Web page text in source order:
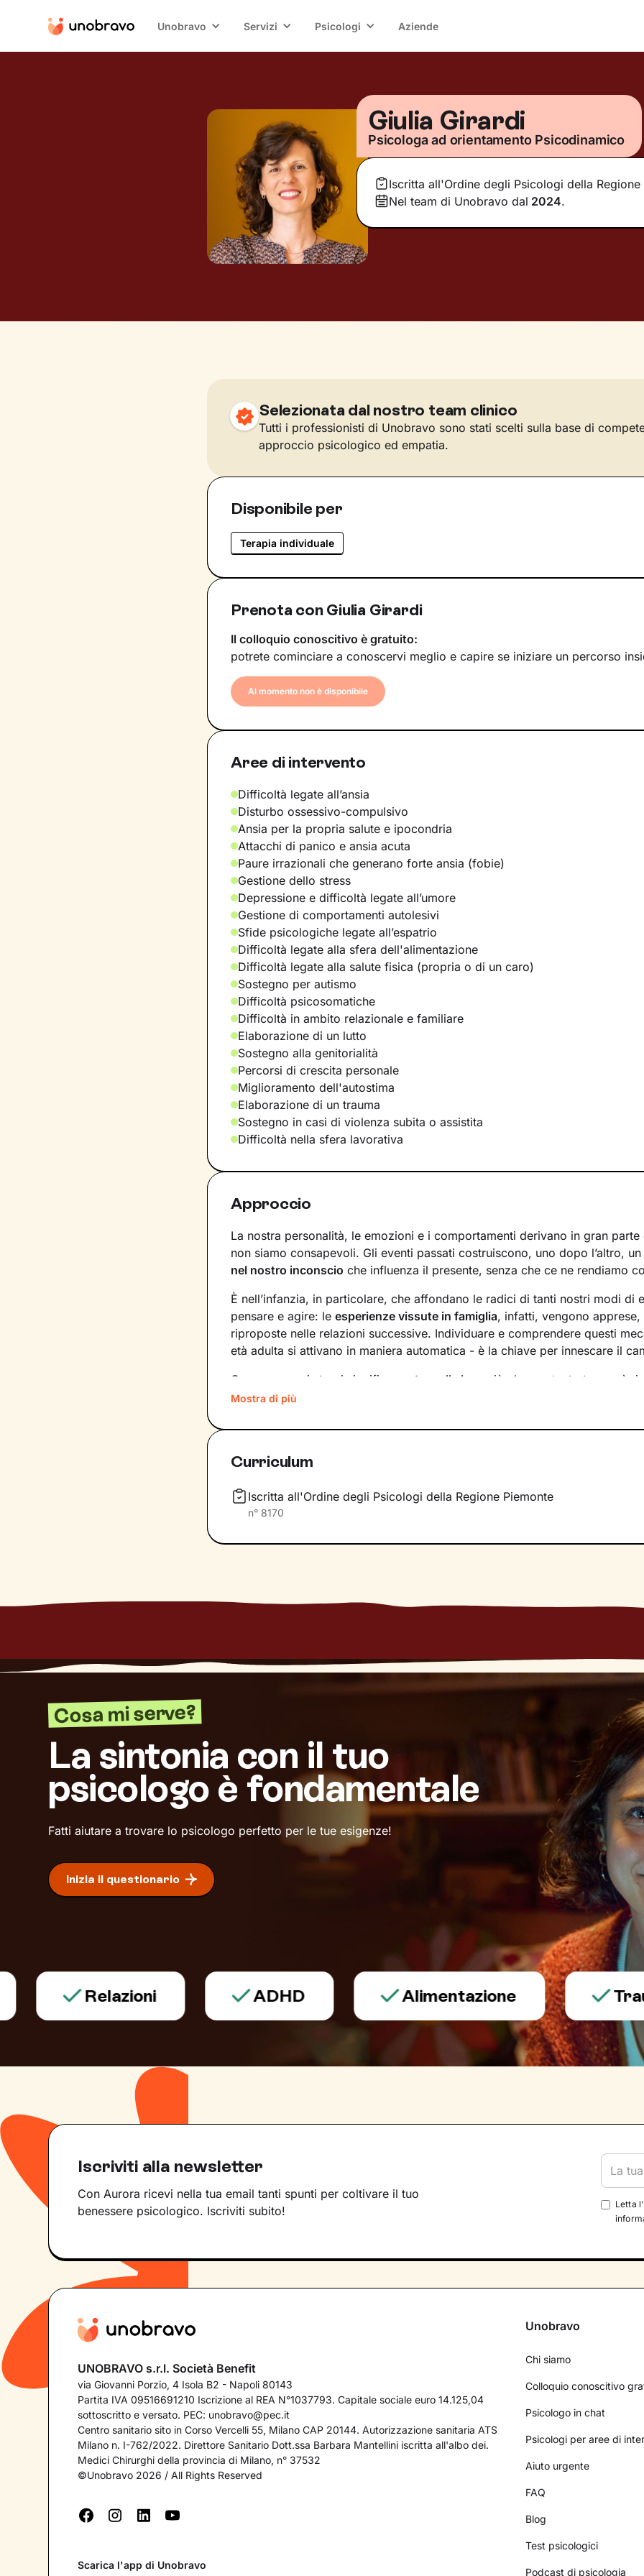
Unobravo Servizi Psicologi Aziende
Giulia Girardi
Psicologa ad orientamento Psicodinamico
Iscritta all'Ordine degli Psicologi della Regione
Nel team di Unobravo dal 2024.
Selezionata dal nostro team clinico
Tutti i professionisti di Unobravo sono stati scelti sulla base di
approccio psicologico ed empatia.
Disponibile per
Terapia individuale
Prenota con Giulia Girardi
Il colloquio conoscitivo è gratuito:
potrete cominciare a conoscervi meglio e capire se iniziare un percorso
Al momento non è disponibile
Aree di intervento
Difficoltà legate all’ansia
Disturbo ossessivo-compulsivo
Ansia per la propria salute e ipocondria
Attacchi di panico e ansia acuta
Paure irrazionali che generano forte ansia (fobie)
Gestione dello stress
Depressione e difficoltà legate all’umore
Gestione di comportamenti autolesivi
Sfide psicologiche legate all’espatrio
Difficoltà legate alla sfera dell'alimentazione
Difficoltà legate alla salute fisica (propria o di un caro)
Sostegno per autismo
Difficoltà psicosomatiche
Difficoltà in ambito relazionale e familiare
Elaborazione di un lutto
Sostegno alla genitorialità
Percorsi di crescita personale
Miglioramento dell'autostima
Elaborazione di un trauma
Sostegno in casi di violenza subita o assistita
Difficoltà nella sfera lavorativa
Approccio
La nostra personalità, le emozioni e i comportamenti derivano in gran
non siamo consapevoli. Gli eventi passati costruiscono, uno dopo l’altro, un
nel nostro inconscio che influenza il presente, senza che ce ne rendiamo
È nell’infanzia, in particolare, che affondano le radici di tanti nostri modi di
pensare e agire: le esperienze vissute in famiglia, infatti, vengono
riproposte nelle relazioni successive. Individuare e comprendere questi
età adulta si attivano in maniera automatica - è la chiave per innescare il
Conoscere noi stessi significa
portare alla luce
ciò che per tanto tempo è
quinte: raggiungere questo tipo di consapevolezza è il primo passo
aiutandoti a far
definiscono ma di cui non sei ancora pienamente cosciente.
individuare risorse interiori che ti permetteranno diesprimerti con modalità
Mostra di più
Curriculum
Iscritta all'Ordine degli Psicologi della Regione Piemonte
n° 8170
Cosa mi serve?
La sintonia con il tuo
psicologo è fondamentale
Fatti aiutare a trovare lo psicologo perfetto per le tue esigenze!
Inizia il questionario
Relazioni ADHD Alimentazione
Iscriviti alla newsletter
Con Aurora ricevi nella tua email tanti spunti per coltivare il tuo
benessere psicologico. Iscriviti subito!
Letta l'
UNOBRAVO s.r.l. Società Benefit
via Giovanni Porzio, 4 Isola B2 - Napoli 80143
Partita IVA 09516691210 Iscrizione al REA N°1037793. Capitale sociale euro 14.125,04
sottoscritto e versato. PEC: unobravo@pec.it
Centro sanitario sito in Corso Vercelli 55, Milano CAP 20144. Autorizzazione sanitaria ATS
Milano n. I-762/2022. Direttore Sanitario Dott.ssa Barbara Mantellini iscritta all'albo dei.
Medici Chirurghi della provincia di Milano, n° 37532
©Unobravo 2026 / All Rights Reserved
Scarica l'app di Unobravo
Unobravo
Chi siamo
Colloquio conoscitivo
Psicologo in chat
Psicologi per aree di
Aiuto urgente
FAQ
Blog
Test psicologici
Podcast di psicologia